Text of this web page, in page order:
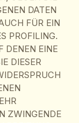
DATEN
FÜR EIN
PROFILING.
DENEN EINE
DIESER
ZWINGENDE